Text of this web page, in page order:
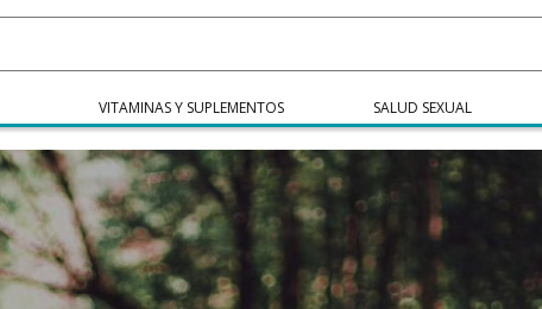
VITAMINAS Y SUPLEMENTOS SALUD SEXUAL